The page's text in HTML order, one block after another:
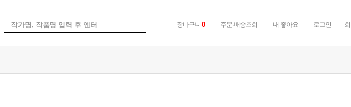
장바구니 0 주문·배송조회 내 좋아요 로그인